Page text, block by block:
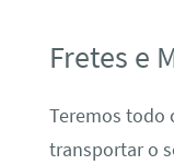
Fretes e
Teremos todo
transportar o